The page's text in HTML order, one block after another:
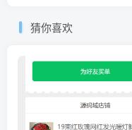
猜你喜欢